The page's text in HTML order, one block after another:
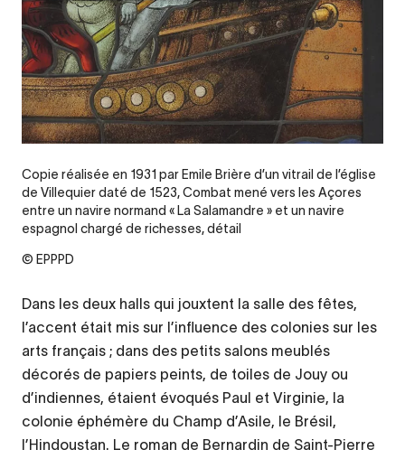
Copie réalisée en 1931 par Emile Brière d’un vitrail de l’église
de Villequier daté de 1523, Combat mené vers les Açores
entre un navire normand « La Salamandre » et un navire
espagnol chargé de richesses, détail
© EPPPD
Dans les deux halls qui jouxtent la salle des fêtes,
l’accent était mis sur l’influence des colonies sur les
arts français ; dans des petits salons meublés
décorés de papiers peints, de toiles de Jouy ou
d’indiennes, étaient évoqués Paul et Virginie, la
colonie éphémère du Champ d’Asile, le Brésil,
l’Hindoustan. Le roman de Bernardin de Saint-Pierre